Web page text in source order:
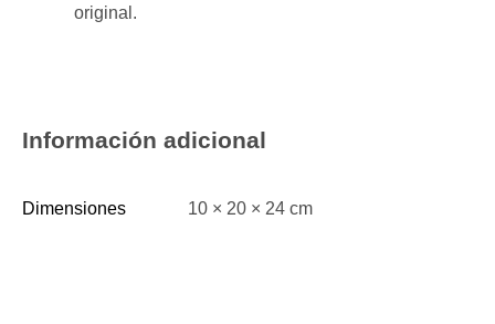
original.
Información adicional
Dimensiones 10 × 20 × 24 cm